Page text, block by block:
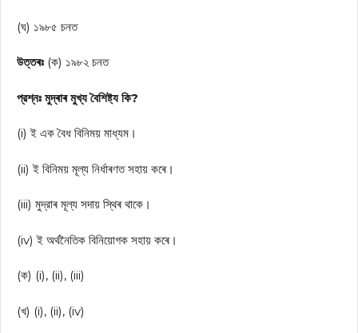
(ঘ) ১৯৮৫ চনত
উত্তৰঃ (ক) ১৯৮২ চনত
প্রশ্নঃ মুদ্ৰাৰ মুখ্য বৈশিষ্ট্য কি?
(i) ই এক বৈধ বিনিময় মাধ্যম।
(ii) ই বিনিময় মূল্য নির্ধাৰণত সহায় কৰে।
(iii) মুদ্রাৰ মূল্য সদায় স্থিৰ থাকে।
(iv) ই অর্থনৈতিক বিনিয়োগক সহায় কৰে।
(ক) (i), (ii), (iii)
(খ) (i), (ii), (iv)